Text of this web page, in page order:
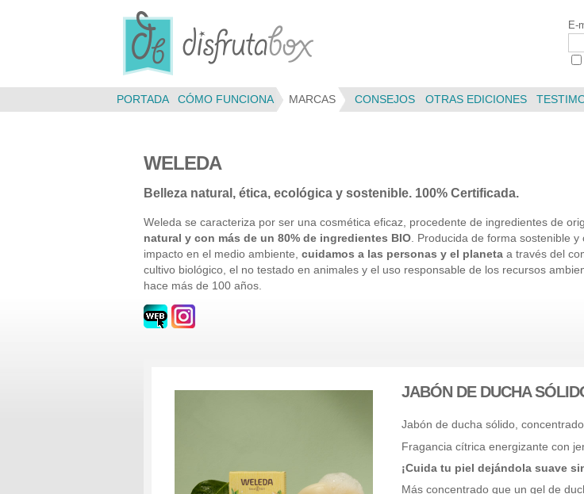
E-
PORTADA CÓMO FUNCIONA MARCAS CONSEJOS OTRAS EDICIONES
WELEDA
Belleza natural, ética, ecológica y sostenible. 100% Certificada.
Weleda se caracteriza por ser una cosmética eficaz, procedente de ingredientes de
natural y con más de un 80% de ingredientes BIO. Producida de forma sostenible y
impacto en el medio ambiente, cuidamos a las personas y el planetaa través del
cultivo biológico, el no testado en animales y el uso responsable de los recursos
hace más de 100 años.
JABÓN DE DUCHA
Jabón de ducha sólido,
Fragancia cítrica energizante con
¡Cuida tu piel dejándola suave
Más concentrado que un gel de